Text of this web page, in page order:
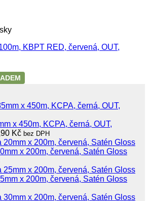
KBPT RED, červená, OUT,
x 450m, KCPA, černá, OUT,
Kč bez DPH
x 200m, červená, Satén Gloss
x 200m, červená, Satén Gloss